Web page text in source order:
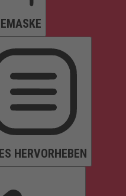
HERVORHEBEN